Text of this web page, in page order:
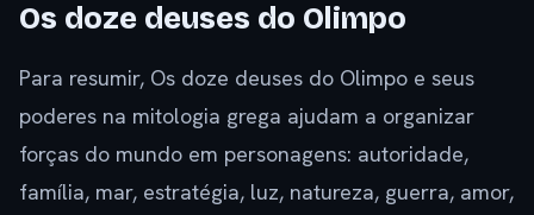
Os doze deuses do Olimpo
Para resumir, Os doze deuses do Olimpo e seus
poderes na mitologia grega ajudam a organizar
forças do mundo em personagens: autoridade,
família, mar, estratégia, luz, natureza, guerra, amor,